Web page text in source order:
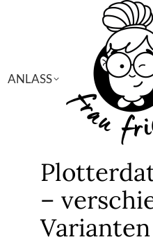
ANLASS
–
Varianten
ANLASS